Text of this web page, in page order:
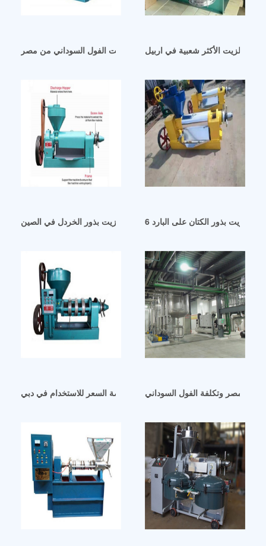
آلة عصر زيت الكمثرى بزيت الفول السوداني من مصر
الزيت الأكثر شعبية في اربيل
مصنعي آلات طرد زيت بذور الخردل في الصين
ماكينة صنع زيت المطبخ منخفضة السعر للاستخدام في دبي
في مصر وتكلفة الفول السوداني